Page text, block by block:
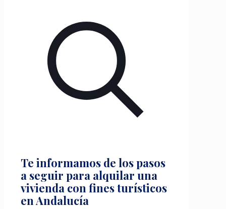
Te informamos de los pasos
a seguir para alquilar una
vivienda con fines turísticos
en Andalucía